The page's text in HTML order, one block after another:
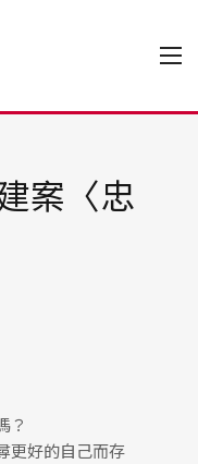
案〈忠
？
更好的自己而存